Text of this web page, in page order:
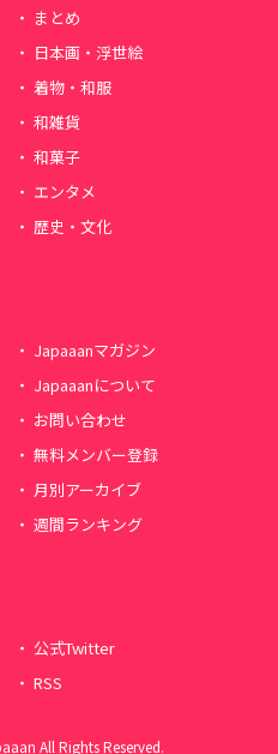
まとめ
日本画・浮世絵
着物・和服
和雑貨
和菓子
エンタメ
歴史・文化
Japaaanマガジン
Japaaanについて
お問い合わせ
無料メンバー登録
月別アーカイブ
週間ランキング
公式Twitter
RSS
All Rights Reserved.